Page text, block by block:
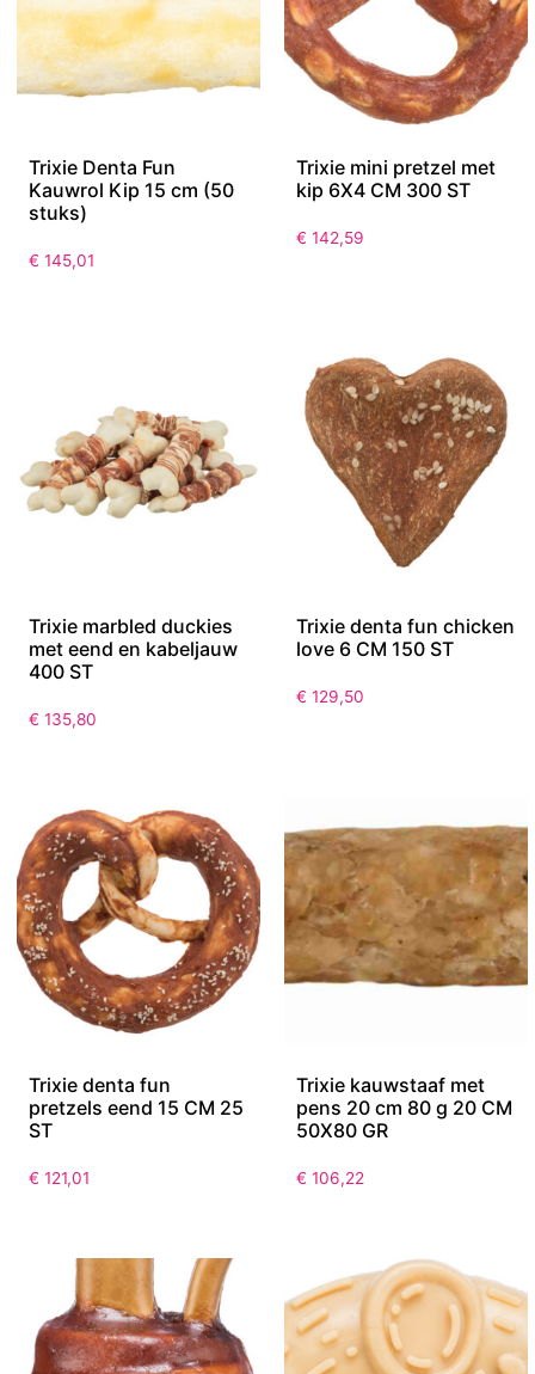
Trixie Denta Fun
Kauwrol Kip 15 cm (50
stuks)
€ 145,01
Trixie mini pretzel met
kip 6X4 CM 300 ST
€ 142,59
Trixie marbled duckies
met eend en kabeljauw
400 ST
€ 135,80
Trixie denta fun chicken
love 6 CM 150 ST
€ 129,50
Trixie denta fun
pretzels eend 15 CM 25
ST
€ 121,01
Trixie kauwstaaf met
pens 20 cm 80 g 20 CM
50X80 GR
€ 106,22